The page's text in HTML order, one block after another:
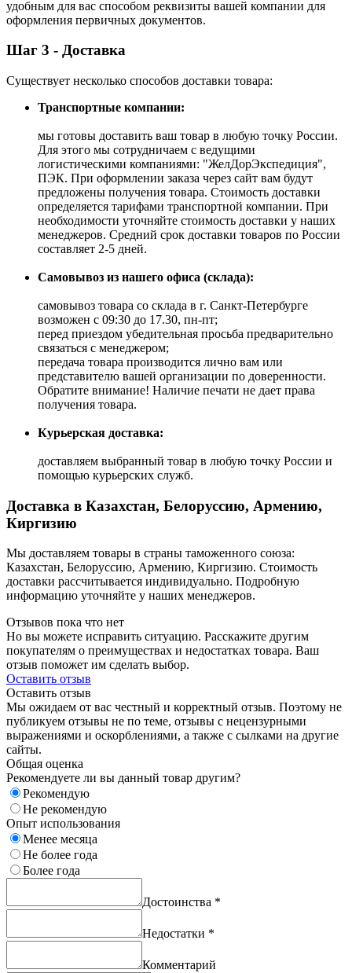
удобным для вас способом реквизиты вашей компании для
оформления первичных документов.
Шаг 3 - Доставка
Существует несколько способов доставки товара:
Транспортные компании:
мы готовы доставить ваш товар в любую точку России.
Для этого мы сотрудничаем с ведущими
логистическими компаниями: "ЖелДорЭкспедиция",
ПЭК. При оформлении заказа через сайт вам будут
предложены получения товара. Стоимость доставки
определяется тарифами транспортной компании. При
необходимости уточняйте стоимость доставки у наших
менеджеров. Средний срок доставки товаров по России
составляет 2-5 дней.
Самовывоз из нашего офиса (склада):
самовывоз товара со склада в г. Санкт-Петербурге
возможен с 09:30 до 17.30, пн-пт;
перед приездом убедительная просьба предварительно
связаться с менеджером;
передача товара производится лично вам или
представителю вашей организации по доверенности.
Обратите внимание! Наличие печати не дает права
получения товара.
Курьерская доставка:
доставляем выбранный товар в любую точку России и
помощью курьерских служб.
Доставка в Казахстан, Белоруссию, Армению,
Киргизию
Мы доставляем товары в страны таможенного союза:
Казахстан, Белоруссию, Армению, Киргизию. Стоимость
доставки рассчитывается индивидуально. Подробную
информацию уточняйте у наших менеджеров.
Отзывов пока что нет
Но вы можете исправить ситуацию. Расскажите другим
покупателям о преимуществах и недостатках товара. Ваш
отзыв поможет им сделать выбор.
Оставить отзыв
Оставить отзыв
Мы ожидаем от вас честный и корректный отзыв. Поэтому не
публикуем отзывы не по теме, отзывы с нецензурными
выражениями и оскорблениями, а также с сылками на другие
сайты.
Общая оценка
Рекомендуете ли вы данный товар другим?
Рекомендую
Не рекомендую
Опыт использования
Менее месяца
Не более года
Более года
Достоинства *
Недостатки *
Комментарий